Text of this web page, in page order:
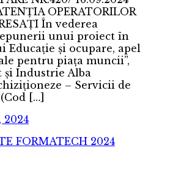
În vederea
unui proiect în
Educație și ocupare, apel
pentru piața muncii”,
și Industrie Alba
– Servicii de
[…]
2024